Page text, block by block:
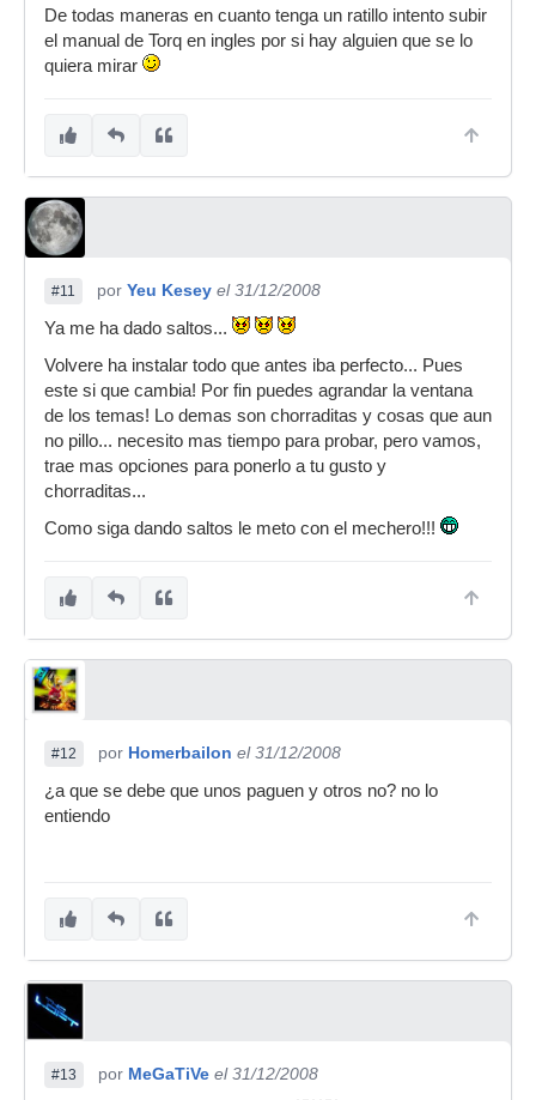
De todas maneras en cuanto tenga un ratillo intento subir
el manual de Torq en ingles por si hay alguien que se lo
quiera mirar
#11 por Yeu Kesey el 31/12/2008
Ya me ha dado saltos...
Volvere ha instalar todo que antes iba perfecto... Pues
este si que cambia! Por fin puedes agrandar la ventana
de los temas! Lo demas son chorraditas y cosas que aun
no pillo... necesito mas tiempo para probar, pero vamos,
trae mas opciones para ponerlo a tu gusto y
chorraditas...
Como siga dando saltos le meto con el mechero!!!
#12 por Homerbailon el 31/12/2008
¿a que se debe que unos paguen y otros no? no lo
entiendo
#13 por MeGaTiVe el 31/12/2008